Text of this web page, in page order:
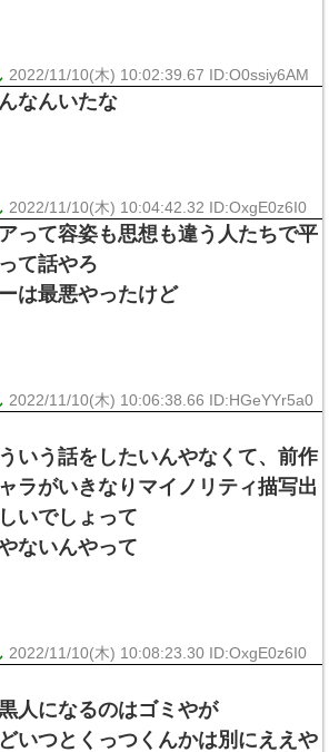
2022/11/10(木) 10:02:39.67 ID:O0ssiy6AM
なんいたな
2022/11/10(木) 10:04:42.32 ID:OxgE0z6I0
って容姿も思想も違う人たちで平
て話やろ
は最悪やったけど
2022/11/10(木) 10:06:38.66 ID:HGeYYr5a0
いう話をしたいんやなくて、前作
ラがいきなりマイノリティ描写出
いでしょって
ないんやって
2022/11/10(木) 10:08:23.30 ID:OxgE0z6I0
人になるのはゴミやが
いつとくっつくんかは別にええや